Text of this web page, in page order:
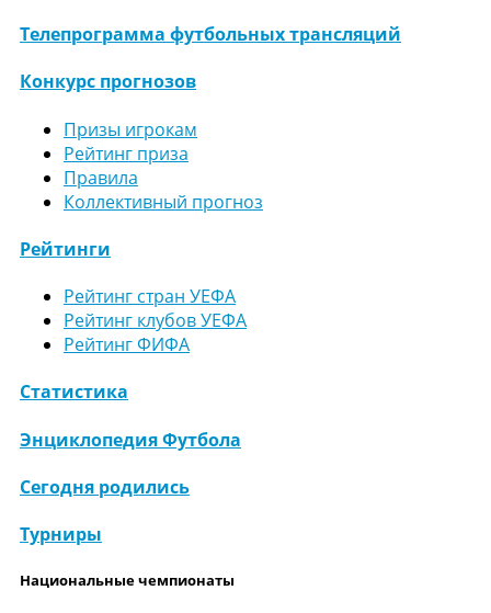
Телепрограмма футбольных трансляций
Конкурс прогнозов
Призы игрокам
Рейтинг приза
Правила
Коллективный прогноз
Рейтинги
Рейтинг стран УЕФА
Рейтинг клубов УЕФА
Рейтинг ФИФА
Статистика
Энциклопедия Футбола
Сегодня родились
Турниры
Национальные чемпионаты